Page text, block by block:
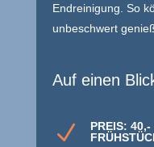
Endreinigung. So
unbeschwert
Auf einen
N
PREIS: